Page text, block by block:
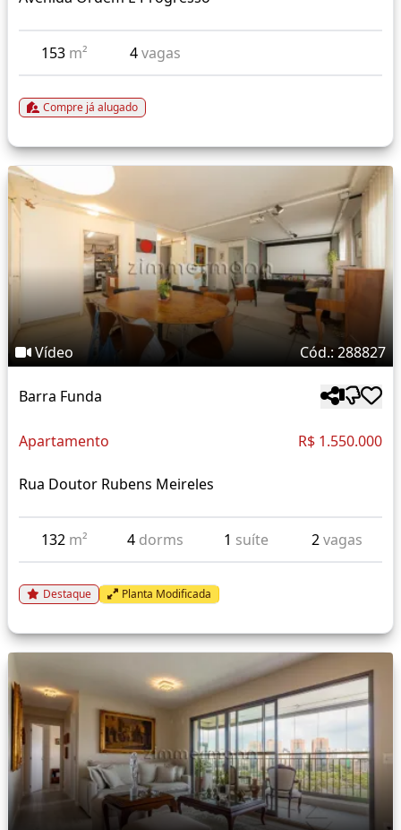
153 m² 4vagas
Compre já alugado
Vídeo Cód.: 288827
Barra Funda
Apartamento R$ 1.550.000
Rua Doutor Rubens Meireles
132 m² 4 dorms 1 suíte 2vagas
Destaque Planta Modificada